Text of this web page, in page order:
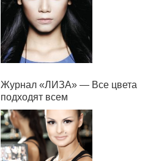
Журнал «ЛИЗА» — Все цвета
подходят всем